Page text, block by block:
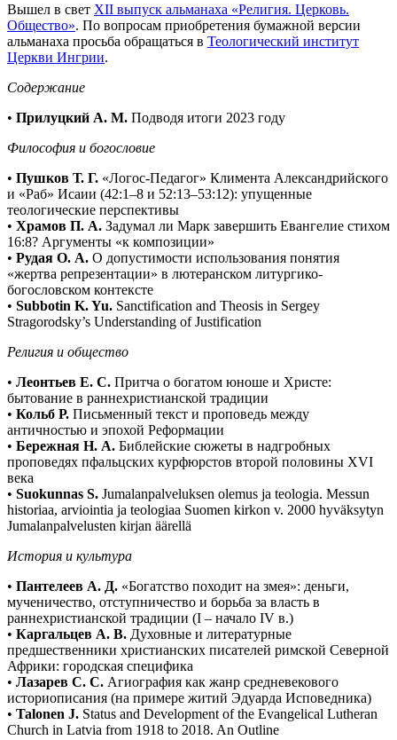
Вышел в свет XII выпуск альманаха «Религия. Церковь.
Общество». По вопросам приобретения бумажной версии
альманаха просьба обращаться в Теологический институт
Церкви Ингрии.
Содержание
• Прилуцкий А. М. Подводя итоги 2023 году
Философия и богословие
• Пушков Т. Г. «Логос-Педагог» Климента Александрийского
и «Раб» Исаии (42:1–8 и 52:13–53:12): упущенные
теологические перспективы
• Храмов П. А. Задумал ли Марк завершить Евангелие стихом
16:8? Аргументы «к композиции»
• Рудая О. А. О допустимости использования понятия
«жертва репрезентации» в лютеранском литургико-
богословском контексте
• Subbotin K. Yu. Sanctification and Theosis in Sergey
Stragorodsky’s Understanding of Justification
Религия и общество
• Леонтьев Е. С. Притча о богатом юноше и Христе:
бытование в раннехристианской традиции
• Кольб Р. Письменный текст и проповедь между
античностью и эпохой Реформации
• Бережная Н. А. Библейские сюжеты в надгробных
проповедях пфальцских курфюрстов второй половины XVI
века
• Suokunnas S. Jumalanpalveluksen olemus ja teologia. Messun
historiaa, arviointia ja teologiaa Suomen kirkon v. 2000 hyväksytyn
Jumalanpalvelusten kirjan äärellä
История и культура
• Пантелеев А. Д. «Богатство походит на змея»: деньги,
мученичество, отступничество и борьба за власть в
раннехристианской традиции (I – начало IV в.)
• Каргальцев А. В. Духовные и литературные
предшественники христианских писателей римской Северной
Африки: городская специфика
• Лазарев С. С. Агиография как жанр средневекового
историописания (на примере житий Эдуарда Исповедника)
• Talonen J. Status and Development of the Evangelical Lutheran
Church in Latvia from 1918 to 2018. An Outline